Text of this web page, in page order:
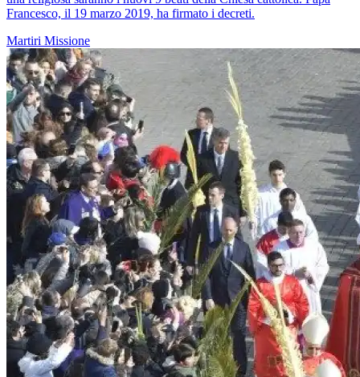
Francesco, il 19 marzo 2019, ha firmato i decreti.
Martiri Missione